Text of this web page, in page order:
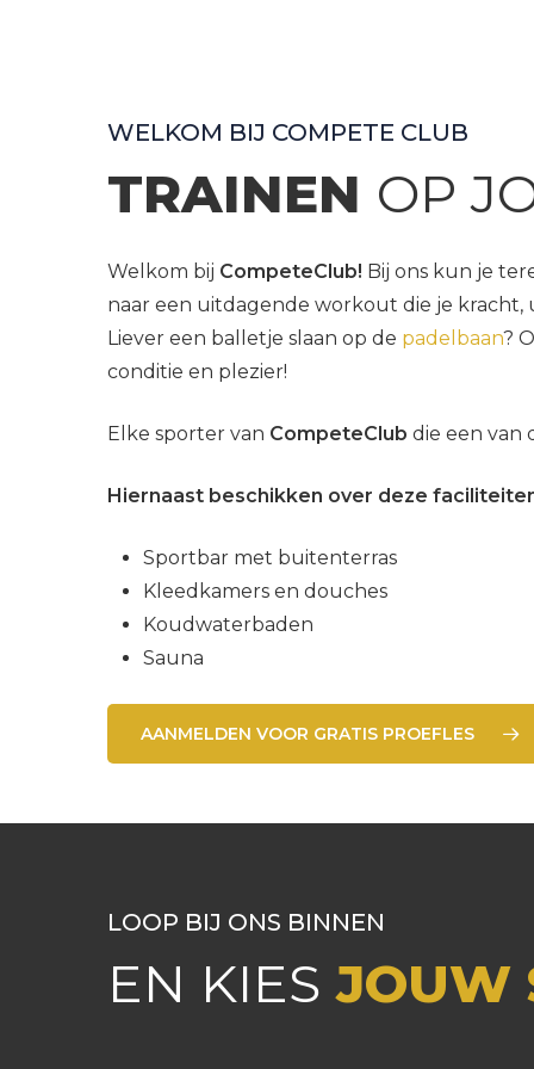
WELKOM BIJ COMPETE CLUB
TRAINEN OP
Welkom bij CompeteClub! Bij ons kun je
naar een uitdagende workout die je kracht,
Liever een balletje slaan op de padelbaan?
conditie en plezier!
Elke sporter van CompeteClub die een van
Hiernaast beschikken over deze
Sportbar met buitenterras
Kleedkamers en douches
Koudwaterbaden
Sauna
AANMELDEN VOOR GRATIS PROEFLES
LOOP BIJ ONS BINNEN
EN KIES JOUW